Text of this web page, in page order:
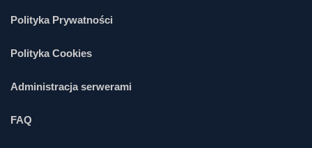
Polityka Prywatności
Polityka Cookies
Administracja serwerami
FAQ